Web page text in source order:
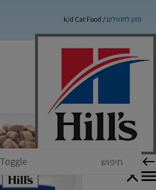
Toggle
מזון לחתולים k/d Cat Food